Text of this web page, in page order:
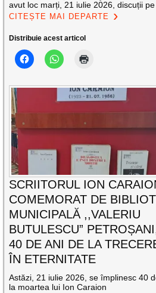
avut loc marți, 21 iulie 2026, discuții pe
CITEȘTE MAI DEPARTE
Distribuie acest articol
SCRIITORUL ION
COMEMORAT DE
MUNICIPALĂ ,,VALERIU
BUTULESCU”
40 DE ANI DE LA
ÎN ETERNITATE
Astăzi, 21 iulie 2026, se împlinesc 40
la moartea lui Ion Caraion